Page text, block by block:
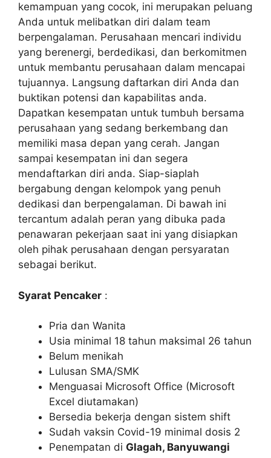
kemampuan yang cocok, ini merupakan peluang
Anda untuk melibatkan diri dalam team
berpengalaman. Perusahaan mencari individu
yang berenergi, berdedikasi, dan berkomitmen
untuk membantu perusahaan dalam mencapai
tujuannya. Langsung daftarkan diri Anda dan
buktikan potensi dan kapabilitas anda.
Dapatkan kesempatan untuk tumbuh bersama
perusahaan yang sedang berkembang dan
memiliki masa depan yang cerah. Jangan
sampai kesempatan ini dan segera
mendaftarkan diri anda. Siap-siaplah
bergabung dengan kelompok yang penuh
dedikasi dan berpengalaman. Di bawah ini
tercantum adalah peran yang dibuka pada
penawaran pekerjaan saat ini yang disiapkan
oleh pihak perusahaan dengan persyaratan
sebagai berikut.
Syarat Pencaker :
Pria dan Wanita
Usia minimal 18 tahun maksimal 26 tahun
Belum menikah
Lulusan SMA/SMK
Menguasai Microsoft Office (Microsoft
Excel diutamakan)
Bersedia bekerja dengan sistem shift
Sudah vaksin Covid-19 minimal dosis 2
Penempatan di Glagah, Banyuwangi